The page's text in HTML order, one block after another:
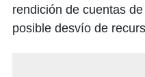
rendición de cuentas
posible desvío de